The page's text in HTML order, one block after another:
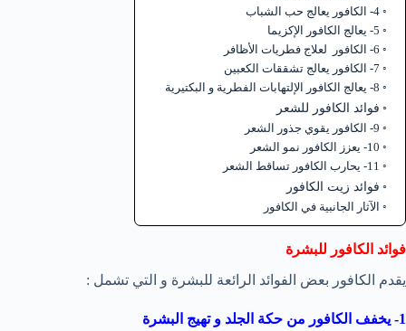
4- الكافور يعالج حب الشباب
5- يعالج الكافور الإكزيما
6- الكافور لعلاج فطريات الأظافر
7- الكافور يعالج تشققات الكعبين
8- يعالج الكافور الإلتهابات الفطرية و البكتيرية
فوائد الكافور للشعر
9- الكافور يقوي جذور الشعر
10- يعزز الكافور نمو الشعر
11- يحارب الكافور تساقط الشعر
فوائد زيت الكافور
الآثار الجانبية في الكافور
فوائد الكافور للبشرة
يقدم الكافور بعض الفوائد الرائعة للبشرة و التي تشمل :
1- يخفف الكافور من حكة الجلد و تهيج البشرة